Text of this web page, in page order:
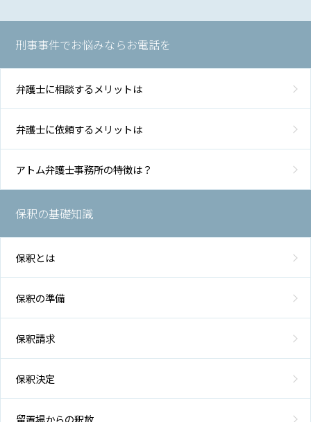
刑事事件でお悩みならお電話を
弁護士に相談するメリットは
弁護士に依頼するメリットは
アトム弁護士事務所の特徴は？
保釈の基礎知識
保釈とは
保釈の準備
保釈請求
保釈決定
留置場からの釈放